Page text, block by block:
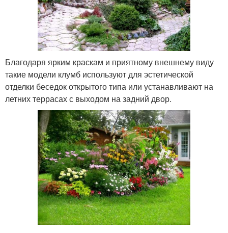
Благодаря ярким краскам и приятному внешнему виду
такие модели клумб используют для эстетической
отделки беседок открытого типа или устанавливают на
летних террасах с выходом на задний двор.